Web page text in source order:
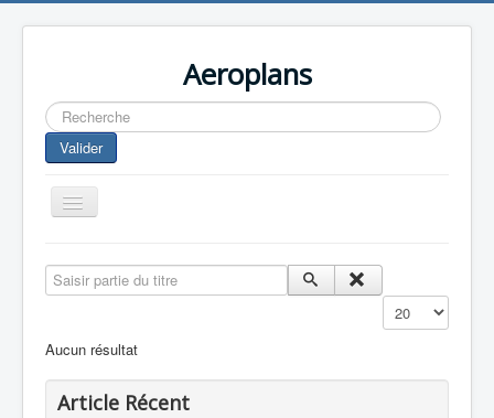
Aeroplans
Rechercher
Valider
Toggle
Navigation
Aviation Commerciale
Europespace
Saisir partie du titre
Affichage #
Aucun résultat
Article Récent